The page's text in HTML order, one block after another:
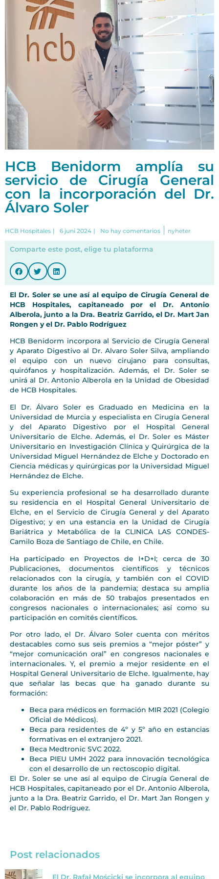
HCB Benidorm amplía su
servicio de Cirugía General
con la incorporación del Dr.
Álvaro Soler
HCB Hospitales | 6 juni 2024 | No hay comentarios nyheter
Comparte este post, elige tu plataforma
El Dr. Soler se une así al equipo de Cirugía General de
HCB Hospitales, capitaneado por el Dr. Antonio
Alberola, junto a la Dra. Beatriz Garrido, el Dr. Mart Jan
Rongen y el Dr. Pablo Rodríguez
HCB Benidorm incorpora al Servicio de Cirugía General
y Aparato Digestivo al Dr. Alvaro Soler Silva, ampliando
el equipo con un nuevo cirujano para consultas,
quirófanos y hospitalización. Además, el Dr. Soler se
unirá al Dr. Antonio Alberola en la Unidad de Obesidad
de HCB Hospitales.
El Dr. Álvaro Soler es Graduado en Medicina en la
Universidad de Murcia y especialista en Cirugía General
y del Aparato Digestivo por el Hospital General
Universitario de Elche. Además, el Dr. Soler es Máster
Universitario en Investigación Clínica y Quirúrgica de la
Universidad Miguel Hernández de Elche y Doctorado en
Ciencia médicas y quirúrgicas por la Universidad Miguel
Hernández de Elche.
Su experiencia profesional se ha desarrollado durante
su residencia en el Hospital General Universitario de
Elche, en el Servicio de Cirugía General y del Aparato
Digestivo; y en una estancia en la Unidad de Cirugía
Bariátrica y Metabólica de la CLINICA LAS CONDES-
Camilo Boza de Santiago de Chile, en Chile.
Ha participado en Proyectos de I+D+I; cerca de 30
Publicaciones, documentos científicos y técnicos
relacionados con la cirugía, y también con el COVID
durante los años de la pandemia; destaca su amplia
colaboración en más de 50 trabajos presentados en
congresos nacionales o internacionales; así como su
participación en comités científicos.
Por otro lado, el Dr. Álvaro Soler cuenta con méritos
destacables como sus seis premios a “mejor póster” y
“mejor comunicación oral” en congresos nacionales e
internacionales. Y, el premio a mejor residente en el
Hospital General Universitario de Elche. Igualmente, hay
que señalar las becas que ha ganado durante su
formación:
Beca para médicos en formación MIR 2021 (Colegio
Oficial de Médicos).
Beca para residentes de 4º y 5º año en estancias
formativas en el extranjero 2021.
Beca Medtronic SVC 2022.
Beca PIEU UMH 2022 para innovación tecnológica
con el desarrollo de un rectoscopio digital.
El Dr. Soler se une así al equipo de Cirugía General de
HCB Hospitales, capitaneado por el Dr. Antonio Alberola,
junto a la Dra. Beatriz Garrido, el Dr. Mart Jan Rongen y
el Dr. Pablo Rodríguez.
Post relacionados
El Dr. Rafał Mościcki se incorpora al equipo